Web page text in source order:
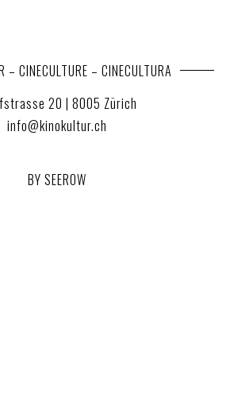
– CINECULTURE – CINECULTURA
20 | 8005 Zürich
info@kinokultur.ch
BY SEEROW